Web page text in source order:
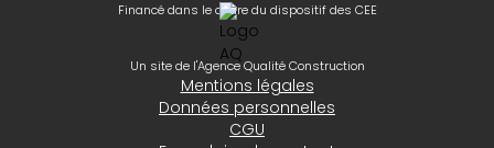
Financé dans le cadre du dispositif des CEE
Un site de l'Agence Qualité Construction
Mentions légales
Données personnelles
CGU